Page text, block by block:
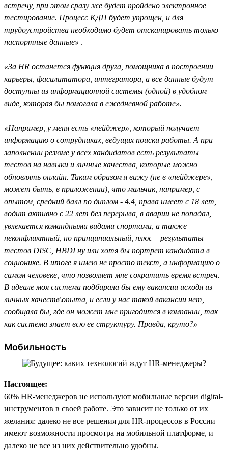
встречу, при этом сразу же будет пройдено электронное
тестирование. Процесс КДП будет упрощен, и для
трудоустройства необходимо будет отсканировать только
паспортные данные» .
«За HR останется функция друга, помощника в построении
карьеры, фасилитатора, интегратора, а все данные будут
доступны из информационной системы (одной) в удобном
виде, которая бы помогала в ежедневной работе».
«Например, у меня есть «пейджер», который получает
информацию о сотрудниках, ведущих поиски работы. А при
заполнении резюме у всех кандидатов есть результаты
тестов на навыки и личные качества, которые можно
обновлять онлайн. Таким образом я вижу (не в «пейджере»,
может быть, в приложении), что мальчик, например, с
опытом, средний балл по диплом - 4.4, права имеет с 18 лет,
водит активно с 22 лет без перерыва, в аварии не попадал,
увлекается командными видами спортами, а также
неконфликтный, но принципиальный, плюс – результаты
тестов DISC, HBDI ну или хотя бы портрет кандидата в
соционике. В итоге я имею не просто текст, а информацию о
самом человеке, что позволяет мне сократить время встреч.
В идеале моя система подбирала бы ему вакансии исходя из
личных качеств\опыта, и если у нас такой вакансии нет,
сообщала бы, где он может мне пригодится в компании, так
как система знает всю ее структуру. Правда, круто?»
Мобильность
Настоящее:
60% HR-менеджеров не используют мобильные версии digital-
инструментов в своей работе. Это зависит не только от их
желания: далеко не все решения для HR-процессов в России
имеют возможности просмотра на мобильной платформе, и
далеко не все из них действительно удобны.